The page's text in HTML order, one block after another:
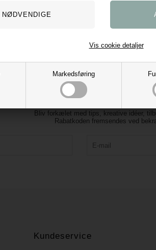
Markedsføring
Vis cookie detaljer
Tilmeld vores nyhedsbrev og
Bliv forkælet med tips, kreative idéer,
Rabatkoden fremsendes ved
Kundeservice